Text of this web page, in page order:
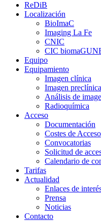
ReDiB
Localización
BioImaC
Imaging La Fe
CNIC
CIC
Equipo
Equipamiento
Imagen clínica
Imagen preclínica
Análisis de
Radioquímica
Acceso
Documentación
Costes de Acceso
Convocatorias
Solicitud de
Calendario de
Tarifas
Actualidad
Enlaces de
Prensa
Noticias
Contacto